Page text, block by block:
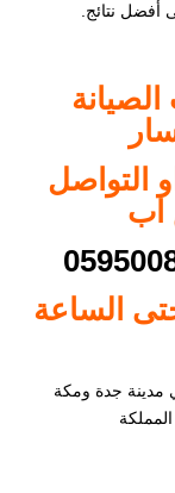
أفضل نتائج.
التواصل
اب
وحتى الساعة
مدينة جدة ومكة